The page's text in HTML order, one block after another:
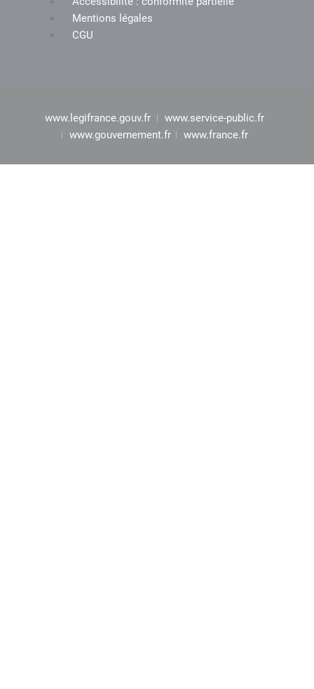
Mentions légales
CGU
www.legifrance.gouv.fr
www.service-public.fr
www.gouvernement.fr
www.france.fr